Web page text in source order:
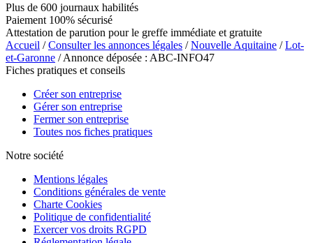
Plus de 600 journaux habilités
Paiement 100% sécurisé
Attestation de parution pour le greffe immédiate et gratuite
Accueil /Consulter les annonces légales /Nouvelle Aquitaine /Lot-
et-Garonne / Annonce déposée : ABC-INFO47
Fiches pratiques et conseils
Créer son entreprise
Gérer son entreprise
Fermer son entreprise
Toutes nos fiches pratiques
Notre société
Mentions légales
Conditions générales de vente
Charte Cookies
Politique de confidentialité
Exercer vos droits RGPD